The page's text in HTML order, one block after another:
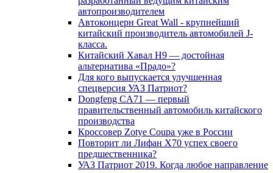
автопроизводителем
Автоконцерн Great Wall - крупнейший
китайский производитель автомобилей J-
класса.
Китайский Хавал H9 — достойная
альтернатива «Прадо»?
Для кого выпускается улучшенная
спецверсия УАЗ Патриот?
Dongfeng CA71 — первый
правительственный автомобиль китайского
производства
Кроссовер Zotye Coupa уже в России
Повторит ли Лифан Х70 успех своего
предшественника?
УАЗ Патриот 2019. Когда любое направление